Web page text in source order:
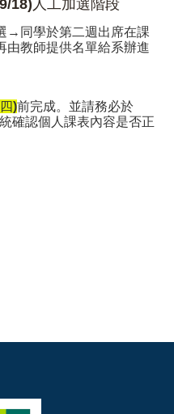
18)人工加選階段
→同學於第二週出席在課
由教師提供名單給系辦進
)前完成。並請務必於
確認個人課表內容是否正